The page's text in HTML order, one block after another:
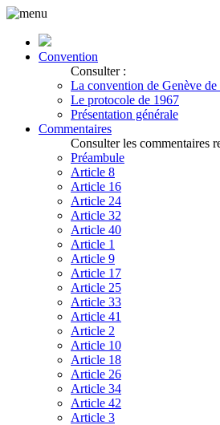
Convention
Consulter :
La convention de Genève de
Le protocole de 1967
Présentation générale
Commentaires
Consulter les commentaires
Préambule
Article 8
Article 16
Article 24
Article 32
Article 40
Article 1
Article 9
Article 17
Article 25
Article 33
Article 41
Article 2
Article 10
Article 18
Article 26
Article 34
Article 42
Article 3